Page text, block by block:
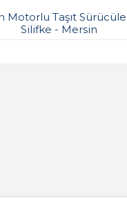
Motorlu Taşıt
Silifke - Mersin